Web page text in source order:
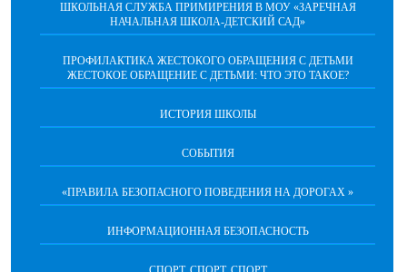
ШКОЛЬНАЯ СЛУЖБА ПРИМИРЕНИЯ В МОУ «ЗАРЕЧНАЯ
НАЧАЛЬНАЯ ШКОЛА-ДЕТСКИЙ САД»
ПРОФИЛАКТИКА ЖЕСТОКОГО ОБРАЩЕНИЯ С ДЕТЬМИ
ЖЕСТОКОЕ ОБРАЩЕНИЕ С ДЕТЬМИ: ЧТО ЭТО ТАКОЕ?
ИСТОРИЯ ШКОЛЫ
СОБЫТИЯ
«ПРАВИЛА БЕЗОПАСНОГО ПОВЕДЕНИЯ НА ДОРОГАХ »
ИНФОРМАЦИОННАЯ БЕЗОПАСНОСТЬ